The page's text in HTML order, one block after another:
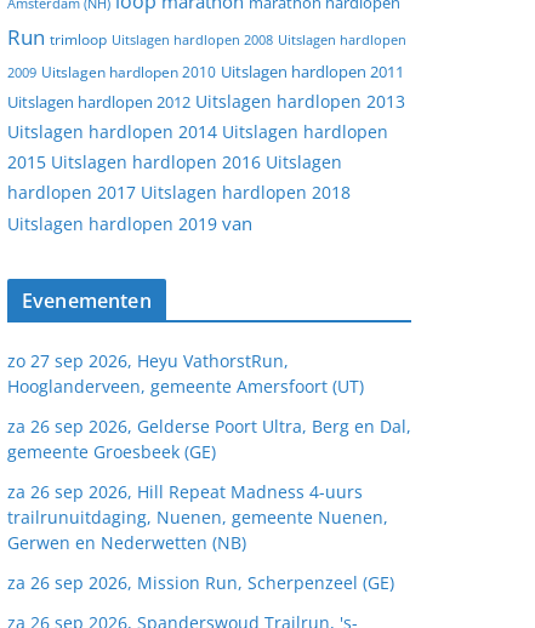
Amsterdam (NH)
Run trimloop Uitslagen hardlopen 2008 Uitslagen hardlopen
2009 Uitslagen hardlopen 2010 Uitslagen hardlopen 2011
Uitslagen hardlopen 2012 Uitslagen hardlopen 2013
Uitslagen hardlopen 2014 Uitslagen hardlopen
2015 Uitslagen hardlopen 2016 Uitslagen
hardlopen 2017 Uitslagen hardlopen 2018
Uitslagen hardlopen 2019 van
Evenementen
zo 27 sep 2026, Heyu VathorstRun,
Hooglanderveen, gemeente Amersfoort (UT)
za 26 sep 2026, Gelderse Poort Ultra, Berg en Dal,
gemeente Groesbeek (GE)
za 26 sep 2026, Hill Repeat Madness 4-uurs
trailrunuitdaging, Nuenen, gemeente Nuenen,
Gerwen en Nederwetten (NB)
za 26 sep 2026, Mission Run, Scherpenzeel (GE)
za 26 sep 2026, Spanderswoud Trailrun, 's-